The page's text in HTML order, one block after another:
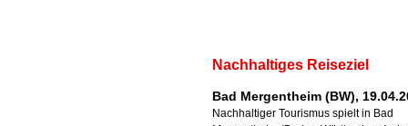
Nachhaltiges Reiseziel
Bad Mergentheim (BW),
Nachhaltiger Tourismus spielt in Bad